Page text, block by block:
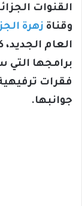
القنوات
وقناة زهرة
العام
برامجها التي
فقرات
جوانبها.